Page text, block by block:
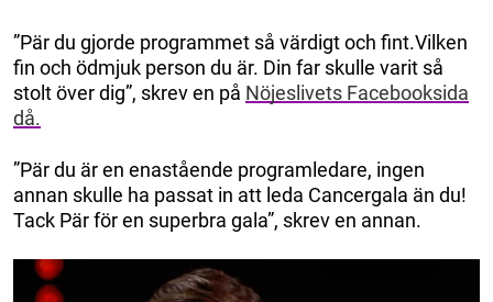
”Pär du gjorde programmet så värdigt och fint.Vilken
fin och ödmjuk person du är. Din far skulle varit så
stolt över dig”, skrev en på Nöjeslivets Facebooksida
då.
”Pär du är en enastående programledare, ingen
annan skulle ha passat in att leda Cancergala än du!
Tack Pär för en superbra gala”, skrev en annan.